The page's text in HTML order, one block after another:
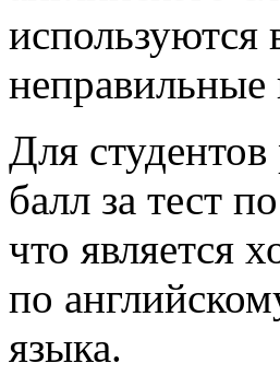
используются
неправильные
Для
балл за тест
что является
по
языка.